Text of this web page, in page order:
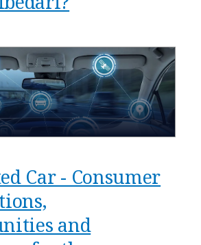
Car - Consumer
and